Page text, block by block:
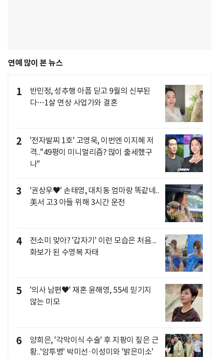
연예 많이 본 뉴스
1
반민정, 성추행 아픔 딛고 9월의 신부된
다…1살 연상 사업가와 결혼
2
'전자발찌 1호' 고영욱, 이번엔 이지혜 저
격.."49평이 미니멀리즘? 많이 출세했구
나"
3
'권상우♥' 손태영, 대치동 엄마랑 똑같네..
美서 고3 아들 위해 3시간 운전
4
전소미 맞아? '갑자기' 이런 모습은 처음...
화보가 된 수영복 자태
5
'의사 남편♥' 재혼 윤해영, 55세 믿기지
않는 미모
6
양희은, '각막이식 수술' 후 지팡이 짚은 근
황..'암투병' 박미선·이성미와 '밝은미소'